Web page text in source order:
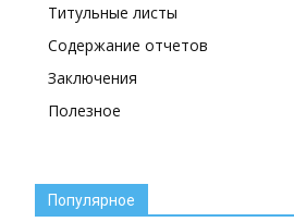
Титульные листы
Содержание отчетов
Заключения
Полезное
Популярное